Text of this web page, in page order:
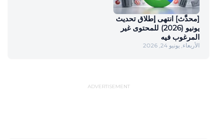
[محدَّث] انتهى إطلاق تحديث
يونيو (2026) للمحتوى غير
المرغوب فيه
الأربعاء, يونيو 24, 2026
ADVERTISEMENT